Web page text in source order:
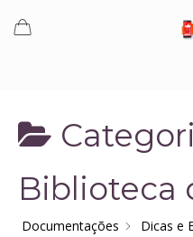
Biblioteca
Documentações
Dicas e